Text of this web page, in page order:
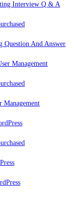
Question And Answer
Management